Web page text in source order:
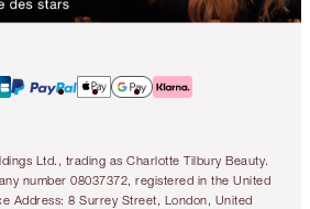
Ltd., trading as Charlotte Tilbury Beauty.
number 08037372, registered in the United
Address: 8 Surrey Street, London, United